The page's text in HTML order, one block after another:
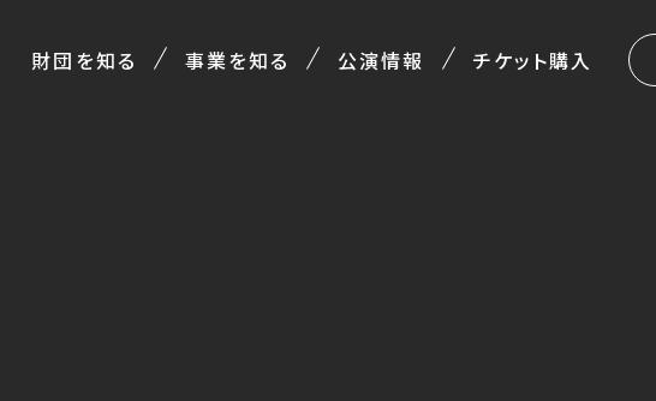
財団を知る 事業を知る 公演情報 チケット購入